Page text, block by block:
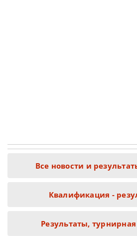
Все новости и
Квалификация -
Результаты,